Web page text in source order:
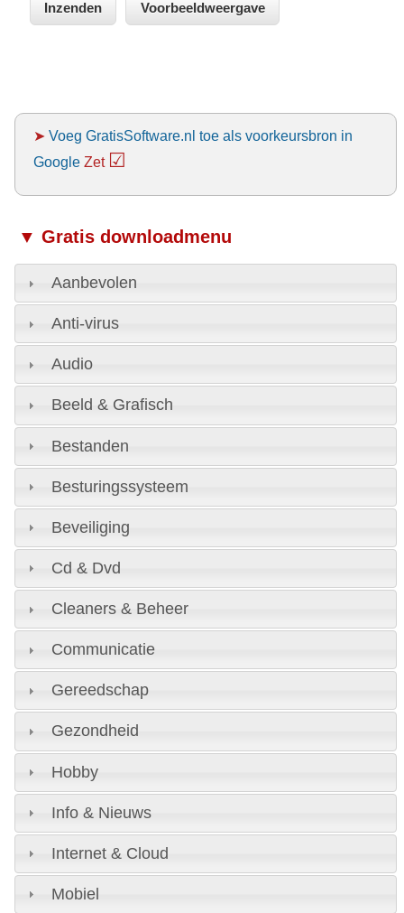
➤ Voeg GratisSoftware.nl toe als voorkeursbron in
Google Zet ☑
▼ Gratis downloadmenu
Aanbevolen
Anti-virus
Audio
Beeld & Grafisch
Bestanden
Besturingssysteem
Beveiliging
Cd & Dvd
Cleaners & Beheer
Communicatie
Gereedschap
Gezondheid
Hobby
Info & Nieuws
Internet & Cloud
Mobiel